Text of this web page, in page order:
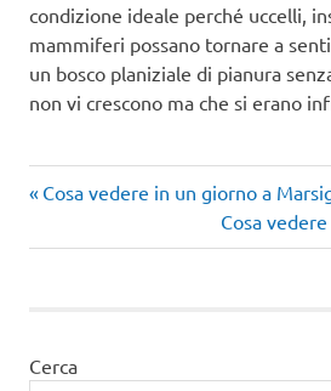
condizione ideale perché uccelli,
mammiferi possano tornare a
un bosco planiziale di pianura
non vi crescono ma che si erano
Navigazione
articoli
Articolo
Cosa vedere in un giorno a
Articolo
successivo:
Cosa
Cerca